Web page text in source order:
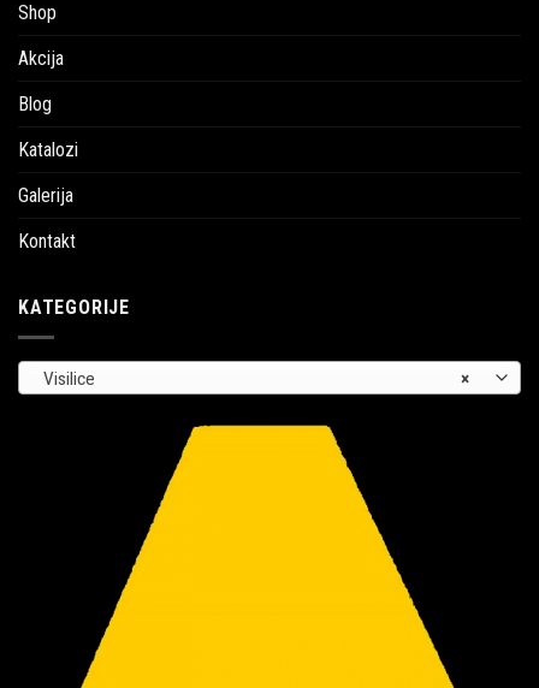
Shop
Akcija
Blog
Katalozi
Galerija
Kontakt
KATEGORIJE
×
Visilice